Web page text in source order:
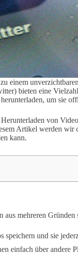
einem
bieten eine
um sie
von
Artikel werden
kann.
mehreren Gründen
speichern und sie
einfach über andere